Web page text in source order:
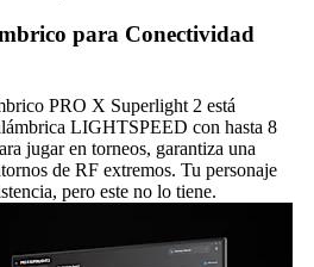
para Conectividad
PRO X Superlight 2 está
LIGHTSPEED con hasta 8
jugar en torneos, garantiza una
de RF extremos. Tu personaje
pero este no lo tiene.